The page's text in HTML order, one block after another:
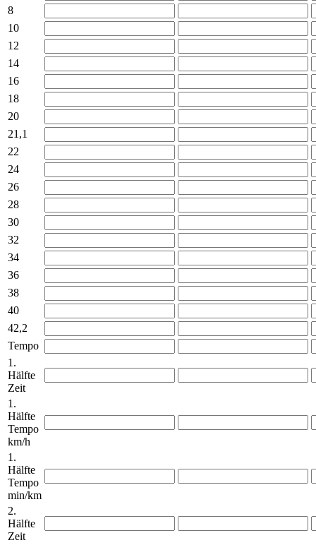
8
10
12
14
16
18
20
21,1
22
24
26
28
30
32
34
36
38
40
42,2
Tempo
1.
Hälfte
Zeit
1.
Hälfte
Tempo
km/h
1.
Hälfte
Tempo
min/km
2.
Hälfte
Zeit